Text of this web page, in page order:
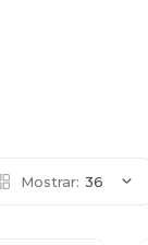
Mostrar: 36